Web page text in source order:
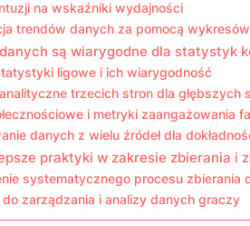
na wskaźniki wydajności
trendów danych za pomocą
są wiarygodne dla statystyk
ligowe i ich wiarygodność
trzecich stron dla głębszych
i metryki zaangażowania
danych z wielu źródeł dla
praktyki w zakresie zbierania i
systematycznego procesu zbierania
do zarządzania i analizy danych graczy